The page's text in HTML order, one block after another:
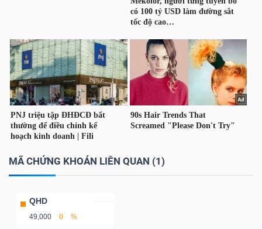
MÃ CHỨNG KHOÁN LIÊN QUAN (1)
QHD
49,000 0 %
TƯ
TRUY
XUẤT
DỮ
(-)